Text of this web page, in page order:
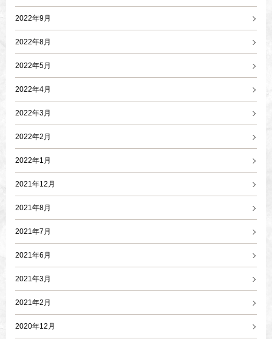
2022年9月
2022年8月
2022年5月
2022年4月
2022年3月
2022年2月
2022年1月
2021年12月
2021年8月
2021年7月
2021年6月
2021年3月
2021年2月
2020年12月